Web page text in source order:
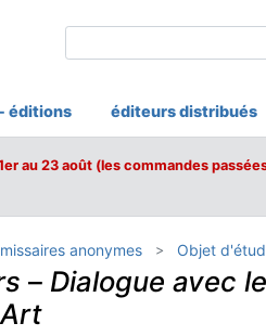
éditions éditeurs distribués
au 23 août (les commandes
anonymes Objet
– Dialogue avec